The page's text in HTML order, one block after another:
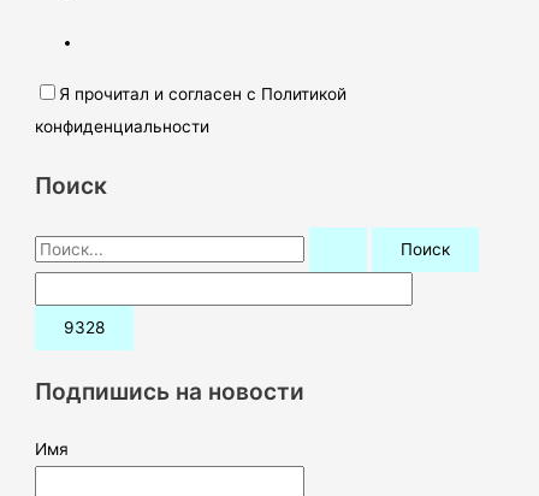
Я прочитал и согласен с Политикой
конфиденциальности
Поиск
П
о
и
:Подпишись на новости
Имя